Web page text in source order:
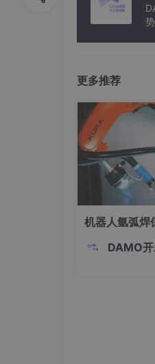
更多推荐
机器人氩弧焊
DAMO